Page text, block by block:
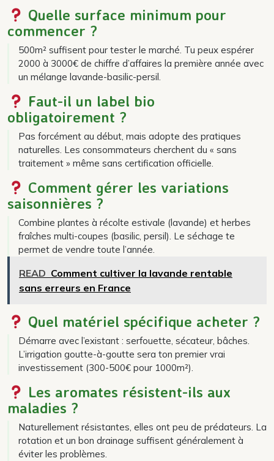
Quelle surface minimum pour
commencer ?
500m² suffisent pour tester le marché. Tu peux espérer
2000 à 3000€ de chiffre d’affaires la première année avec
un mélange lavande-basilic-persil.
Faut-il un label bio
obligatoirement ?
Pas forcément au début, mais adopte des pratiques
naturelles. Les consommateurs cherchent du « sans
traitement » même sans certification officielle.
Comment gérer les variations
saisonnières ?
Combine plantes à récolte estivale (lavande) et herbes
fraîches multi-coupes (basilic, persil). Le séchage te
permet de vendre toute l’année.
READ Comment cultiver la lavande rentable
sans erreurs en France
Quel matériel spécifique acheter ?
Démarre avec l’existant : serfouette, sécateur, bâches.
L’irrigation goutte-à-goutte sera ton premier vrai
investissement (300-500€ pour 1000m²).
Les aromates résistent-ils aux
maladies ?
Naturellement résistantes, elles ont peu de prédateurs. La
rotation et un bon drainage suffisent généralement à
éviter les problèmes.